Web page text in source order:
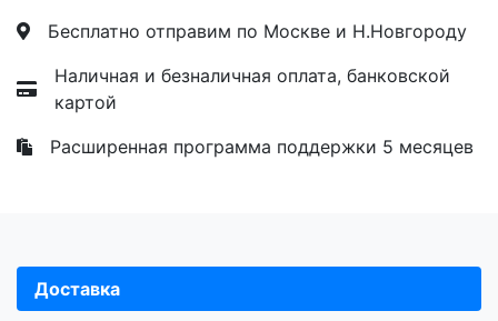
Бесплатно отправим по Москве и Н.Новгороду
Наличная и безналичная оплата, банковской
картой
Расширенная программа поддержки 5 месяцев
Доставка